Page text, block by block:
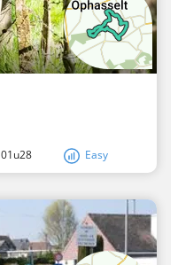
01u28 Easy